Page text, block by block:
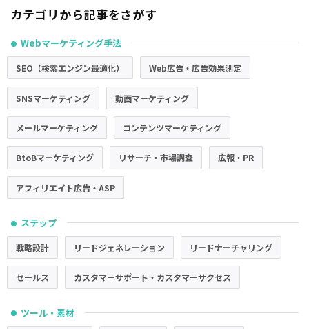
カテゴリから記事をさがす
● Webマーケティング手法
SEO（検索エンジン最適化） Web広告・広告効果測定
SNSマーケティング 動画マーケティング
メールマーケティング コンテンツマーケティング
BtoBマーケティング リサーチ・市場調査 広報・PR
アフィリエイト広告・ASP
● ステップ
戦略設計 リードジェネレーション リードナーチャリング
セールス カスタマーサポート・カスタマーサクセス
● ツール・素材